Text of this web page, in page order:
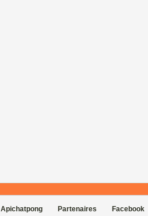
Apichatpong Partenaires Facebook